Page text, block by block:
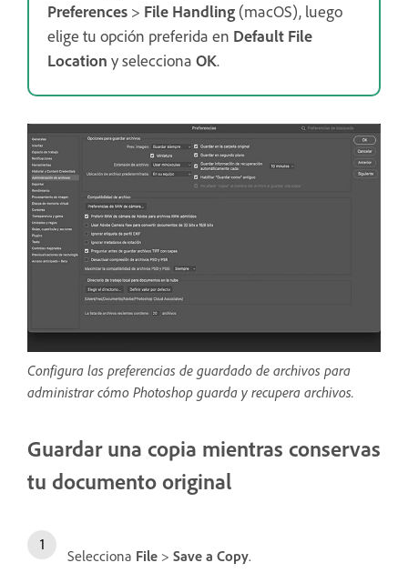
Preferences > File Handling (macOS), luego
elige tu opción preferida en Default File
Location y selecciona OK.
Configura las preferencias de guardado de archivos para
administrar cómo Photoshop guarda y recupera archivos.
Guardar una copia mientras conservas
tu documento original
Selecciona File > Save a Copy.